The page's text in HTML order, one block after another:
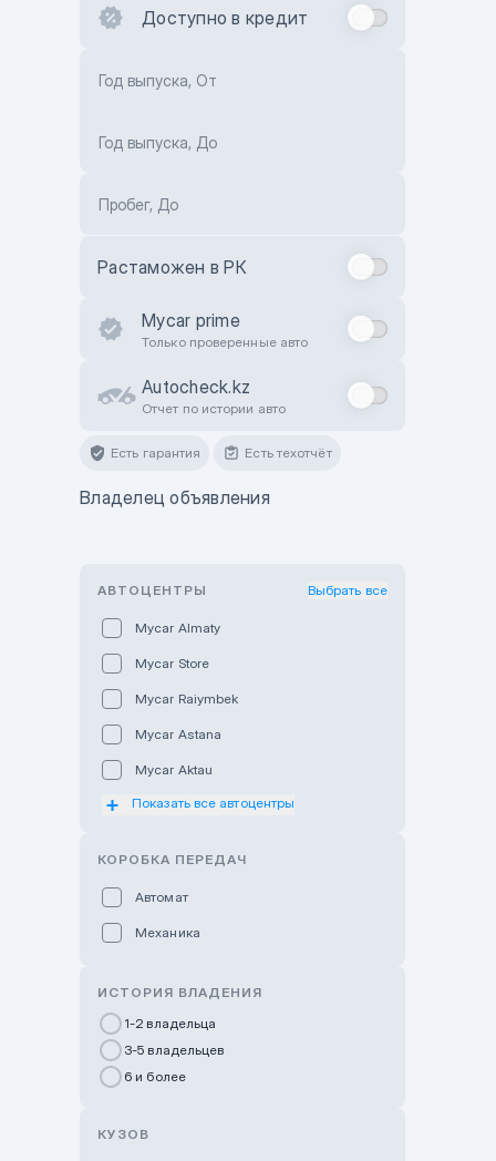
Доступно в кредит
Год выпуска, От
Год выпуска, До
Пробег, До
Растаможен в РК
Mycar prime
Только проверенные авто
Autocheck.kz
Отчет по истории авто
Есть гарантия Есть техотчёт
Владелец объявления
АВТОЦЕНТРЫ Выбрать все
Mycar Almaty
Mycar Store
Mycar Raiymbek
Mycar Astana
Mycar Aktau
Mycar Uralsk
GWM Nurly Zhol
Chery Astana
Показать все автоцентры
КОРОБКА ПЕРЕДАЧ
Автомат
Механика
ИСТОРИЯ ВЛАДЕНИЯ
1-2 владельца
3-5 владельцев
6 и более
КУЗОВ